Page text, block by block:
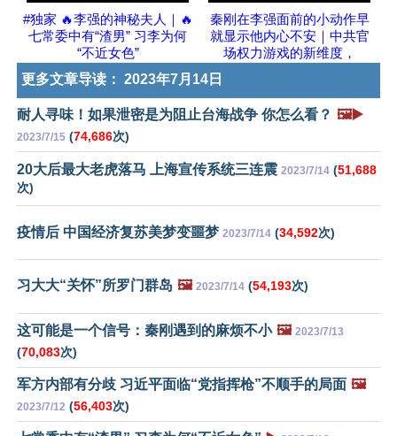
#独家 🔥李强的神秘夫人｜🔥
七常委中有“渣男” 习李为何
“不近女色”
秦刚在李强面前的小动作早
就显示他内心不安｜中共官
场权力游戏的新维度，
更多文章导读： 2023年7月14日
耐人寻味！如果泄密是为阻止台海战争 你怎么看？ 🖼️▶️
2023/7/15 (74,686次)
20大后最大老虎落马 上海宣传系统三连震 2023/7/14 (51,688
次)
疫情后 中国经济复苏美梦变噩梦 2023/7/14 (34,592次)
习大大“关怀”所罗门群岛 🖼️ 2023/7/14 (54,193次)
这可能是一个信号：秦刚遇到的麻烦不小 🖼️ 2023/7/13
(70,083次)
军方内部有分歧 习近平面临“党指挥枪”不顺手的局面 🖼️
2023/7/12 (56,403次)